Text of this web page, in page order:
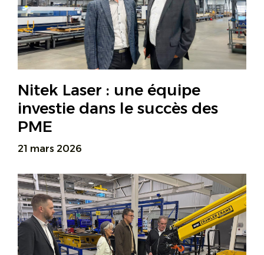
Nitek Laser : une équipe
investie dans le succès des
PME
21 mars 2026